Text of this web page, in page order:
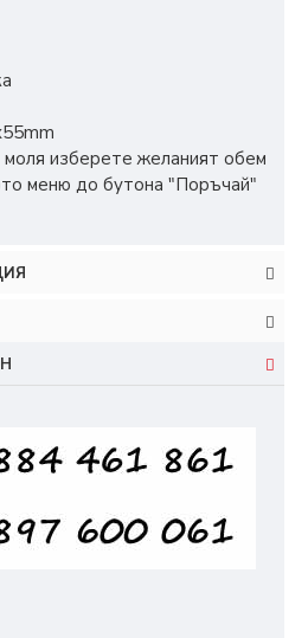
изберете желаният обем
меню до бутона "Поръчай"